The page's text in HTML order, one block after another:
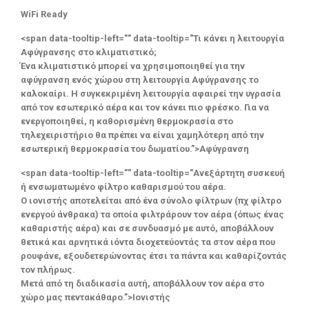
WiFi Ready
<span data-tooltip-left="" data-tooltip="Τι κάνει η λειτουργία
Αφύγρανσης στο κλιματιστικό;
Ένα κλιματιστικό μπορεί να χρησιμοποιηθεί για την
αφύγρανση ενός χώρου στη λειτουργία Αφύγρανσης το
καλοκαίρι. Η συγκεκριμένη λειτουργία αφαιρεί την υγρασία
από τον εσωτερικό αέρα και τον κάνει πιο φρέσκο. Για να
ενεργοποιηθεί, η καθορισμένη θερμοκρασία στο
τηλεχειριστήριο θα πρέπει να είναι χαμηλότερη από την
εσωτερική θερμοκρασία του δωματίου.”>Αφύγρανση
<span data-tooltip-left="" data-tooltip="Ανεξάρτητη συσκευή
ή ενσωματωμένο φίλτρο καθαρισμού του αέρα.
Ο ιονιστής αποτελείται από ένα σύνολο φίλτρων (πχ φίλτρο
ενεργού άνθρακα) τα οποία φιλτράρουν τον αέρα (όπως ένας
καθαριστής αέρα) και σε συνδυασμό με αυτό, αποβάλλουν
θετικά και αρνητικά ιόντα διοχετεύοντάς τα στον αέρα που
ρουφάνε, εξουδετερώνοντας έτσι τα πάντα και καθαρίζοντάς
τον πλήρως.
Μετά από τη διαδικασία αυτή, αποβάλλουν τον αέρα στο
χώρο μας πεντακάθαρο.”>Ιονιστής